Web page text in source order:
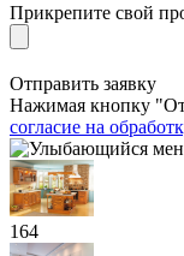
Прикрепите свой
Отправить заявку
Нажимая кнопку
согласие на
164